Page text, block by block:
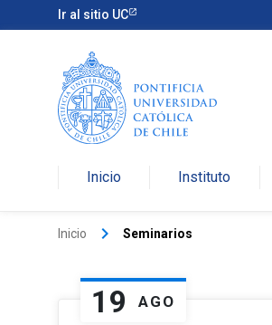
Ir al sitio UC
Inicio Instituto
Inicio keyboard_arrow_right Seminarios
19 AGO